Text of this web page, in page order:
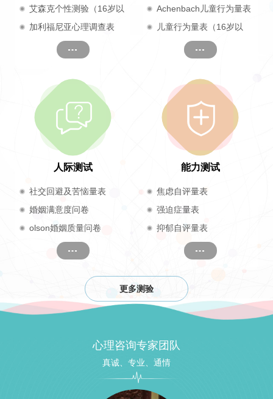
（17岁及以上）
艾森克个性测验（16岁以
上成人）
加利福尼亚心理调查表
Achenbach儿童行为量表
儿童行为量表（16岁以
人际测试
社交回避及苦恼量表
婚姻满意度问卷
olson婚姻质量问卷
能力测试
焦虑自评量表
强迫症量表
抑郁自评量表
更多测验
心理咨询专家团队
真诚、专业、通情